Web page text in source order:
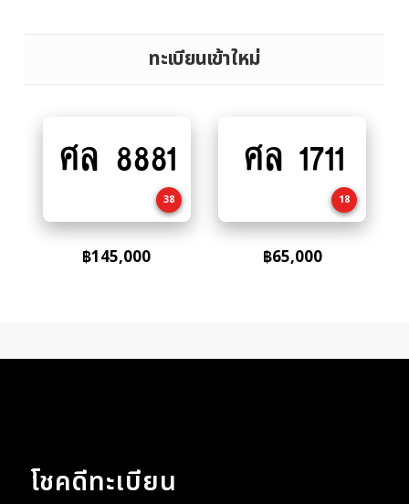
ทะเบียนเข้าใหม่
to
ศล 8881
38
฿145,000
to
ศล 1711
18
฿65,000
โชคดีทะเบียน